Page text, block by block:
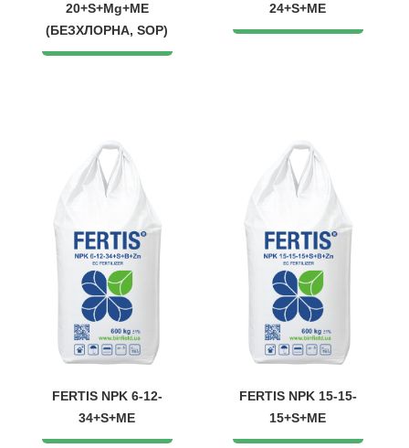
20+S+Mg+ME
(БЕЗХЛОРНА, SOP)
24+S+МЕ
FERTIS NPK 6-12-
34+S+ME
FERTIS NPK 15-15-
15+S+ME